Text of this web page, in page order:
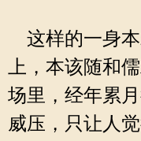
这样的一身本
上，本该随和
场里，经年累
威压，只让人